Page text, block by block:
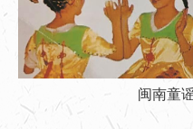
闽南童